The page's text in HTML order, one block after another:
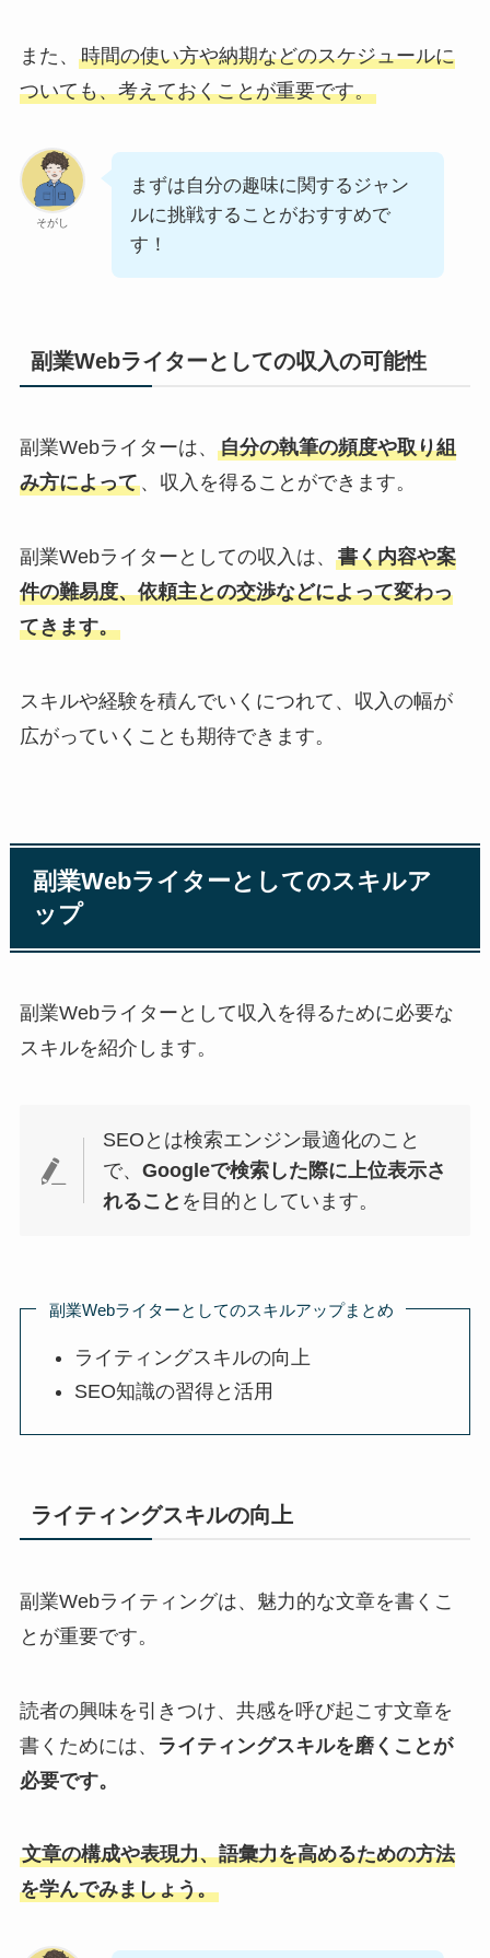
また、 時間の使い方や納期などのスケジュールに
ついても、考えておくことが重要です。
そがし
まずは自分の趣味に関するジャン
ルに挑戦することがおすすめで
す！
副業Webライターとしての収入の可能性 
副業Webライターは、 自分の執筆の頻度や取り組
み方によって、収入を得ることができます。
副業Webライターとしての収入は、 書く内容や案
件の難易度、依頼主との交渉などによって変わっ
てきます。
スキルや経験を積んでいくにつれて、収入の幅が
広がっていくことも期待できます。
副業Webライターとしてのスキルア
ップ
副業Webライターとして収入を得るために必要な
スキルを紹介します。
SEOとは検索エンジン最適化のこと
で、Googleで検索した際に上位表示さ
れること を目的としています。
副業Webライターとしてのスキルアップまとめ
ライティングスキルの向上
SEO知識の習得と活用
ライティングスキルの向上
副業Webライティングは、魅力的な文章を書くこ
とが重要です。
読者の興味を引きつけ、共感を呼び起こす文章を
書くためには、
ライティングスキルを磨くことが
必要です。
文章の構成や表現力、語彙力を高めるための方法
を学んでみましょう。